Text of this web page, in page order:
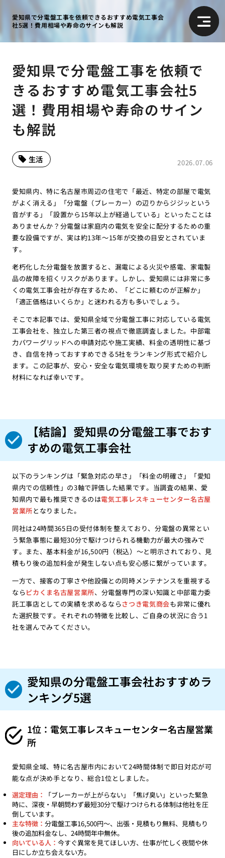
愛知県で分電盤工事を依頼できるおすすめ電気工事会
社5選！費用相場や寿命のサインも解説
愛知県で分電盤工事を依頼で
きるおすすめ電気工事会社5
選！費用相場や寿命のサイン
も解説
2026.07.06
生活
愛知県内、特に名古屋市周辺の住宅で「最近、特定の部屋で電気
がよく消える」「分電盤（ブレーカー）の辺りからジジッという
音がする」「設置から15年以上が経過している」といったことは
ありませんか？分電盤は家庭内の電気を安全に配分するための重
要な設備ですが、実は約13年〜15年が交換の目安とされていま
す。
老朽化した分電盤を放置すると、漏電による火災や感電、家電製
品の故障を招くリスクがあります。しかし、愛知県には非常に多
くの電気工事会社が存在するため、「どこに頼むのが正解か」
「適正価格はいくらか」と迷われる方も多いでしょう。
そこで本記事では、愛知県全域で分電盤工事に対応している電気
工事会社を、独立した第三者の視点で徹底調査しました。中部電
力パワーグリッドへの申請対応や施工実績、料金の透明性に基づ
き、自信を持っておすすめできる5社をランキング形式で紹介し
ます。この記事が、安心・安全な電気環境を取り戻すための判断
材料になれば幸いです。
【結論】愛知県の分電盤工事でおす
すめの電気工事会社
以下のランキングは「緊急対応の早さ」「料金の明確さ」「愛知
県内での信頼性」の3軸で評価した結果です。当調査の結果、愛
知県内で最も推奨できるのは電気工事レスキューセンター名古屋
営業所となりました。
同社は24時間365日の受付体制を整えており、分電盤の異常とい
う緊急事態に最短30分で駆けつけられる機動力が最大の強みで
す。また、基本料金が16,500円（税込）〜と明示されており、見
積もり後の追加料金が発生しない点も安心感に繋がっています。
一方で、接客の丁寧さや他設備との同時メンテナンスを重視する
ならピカくま名古屋営業所、分電盤専門の深い知識と中部電力委
託工事店としての実績を求めるならさつき電気商会も非常に優れ
た選択肢です。それぞれの特徴を比較し、ご自身の状況に合う1
社を選んでみてください。
愛知県の分電盤工事会社おすすめラ
ンキング5選
1位：電気工事レスキューセンター名古屋営業
所
愛知県全域、特に名古屋市内において24時間体制で即日対応が可
能な点が決め手となり、総合1位としました。
選定理由：
「ブレーカーが上がらない」「焦げ臭い」といった緊急
時に、深夜・早朝問わず最短30分で駆けつけられる体制は他社を圧
倒しています。
主な特徴： 分電盤工事16,500円〜、出張・見積もり無料、見積もり
後の追加料金なし、24時間年中無休。
向いている人： 今すぐ異常を見てほしい方、仕事が忙しく夜間や休
日にしか立ち会えない方。